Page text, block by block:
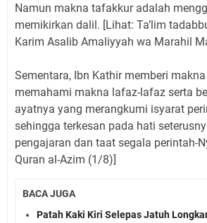
Namun makna tafakkur adalah
memikirkan dalil. [Lihat: Ta’lim
Karim Asalib Amaliyyah wa Marahil
Sementara, Ibn Kathir memberi
memahami makna lafaz-lafaz serta
ayatnya yang merangkumi isyarat
sehingga terkesan pada hati
pengajaran dan taat segala perintah-
Quran al-Azim (1/8)]
BACA JUGA
Patah Kaki Kiri Selepas Jatuh